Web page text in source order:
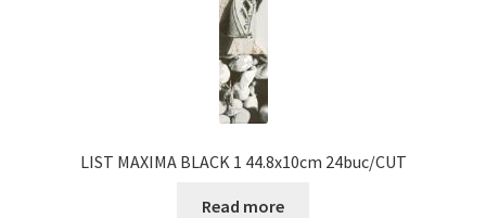
LIST MAXIMA BLACK 1 44.8x10cm 24buc/CUT
Read more